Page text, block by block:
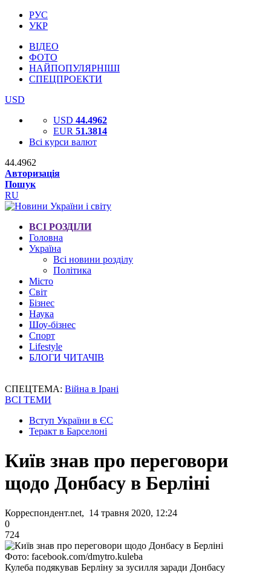
РУС
УКР
ВІДЕО
ФОТО
НАЙПОПУЛЯРНІШІ
СПЕЦПРОЕКТИ
USD
USD 44.4962
EUR 51.3814
Всі курси валют
44.4962
Авторизація
Пошук
RU
ВСІ РОЗДІЛИ
Головна
Україна
Всі новини розділу
Політика
Місто
Світ
Бізнес
Наука
Шоу-бізнес
Спорт
Lifestyle
БЛОГИ ЧИТАЧІВ
СПЕЦТЕМА: Війна в Ірані
ВСІ ТЕМИ
Вступ України в ЄС
Теракт в Барселоні
Київ знав про переговори
щодо Донбасу в Берліні
Корреспондент.net, 14 травня 2020, 12:24
0
724
Фото: facebook.com/dmytro.kuleba
Кулеба подякував Берліну за зусилля заради Донбасу